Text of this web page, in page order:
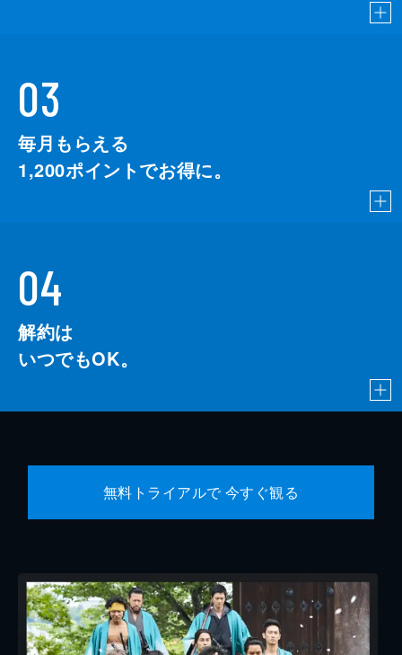
03
毎月もらえる
1,200ポイントでお得に。
04
解約は
いつでもOK。
無料トライアルで 今すぐ観る